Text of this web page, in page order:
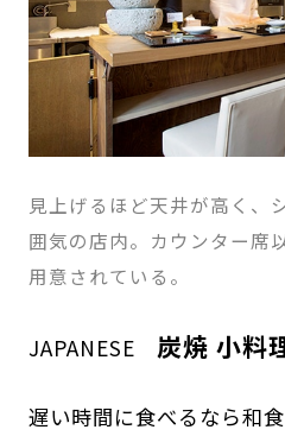
見上げるほど天井が高く、
囲気の店内。カウンター席
用意されている。
JAPANESE炭焼 小料
遅い時間に食べるなら和